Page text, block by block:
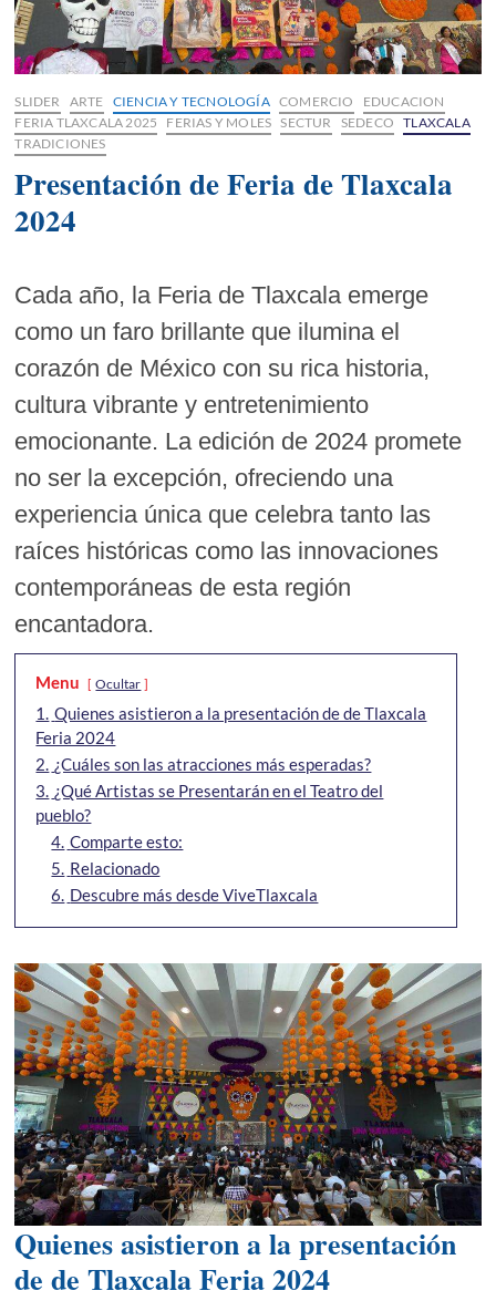
SLIDER ARTE CIENCIA Y TECNOLOGÍA COMERCIO
EDUCACION
FERIA TLAXCALA 2025
FERIAS Y MOLES SECTUR SEDECO
TLAXCALA
TRADICIONES
Presentación de Feria de Tlaxcala
2024
Cada año, la Feria de Tlaxcala emerge
como un faro brillante que ilumina el
corazón de México con su rica historia,
cultura vibrante y entretenimiento
emocionante. La edición de 2024 promete
no ser la excepción, ofreciendo una
experiencia única que celebra tanto las
raíces históricas como las innovaciones
contemporáneas de esta región
encantadora.
Menu Ocultar
1. Quienes asistieron a la presentación de de Tlaxcala
Feria 2024
2. ¿Cuáles son las atracciones más esperadas?
3. ¿Qué Artistas se Presentarán en el Teatro del
pueblo?
4. Comparte esto:
5. Relacionado
6. Descubre más desde ViveTlaxcala
Quienes asistieron a la presentación
de de Tlaxcala Feria 2024